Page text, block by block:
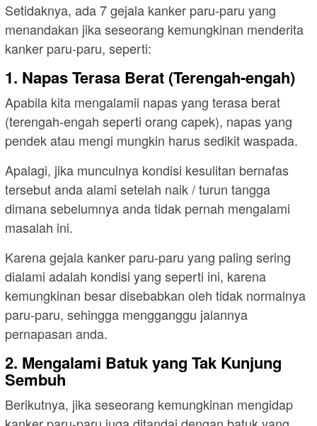
Setidaknya, ada 7 gejala kanker paru-paru yang
menandakan jika seseorang kemungkinan menderita
kanker paru-paru, seperti:
1. Napas Terasa Berat (Terengah-engah)
Apabila kita mengalamii napas yang terasa berat
(terengah-engah seperti orang capek), napas yang
pendek atau mengi mungkin harus sedikit waspada.
Apalagi, jika munculnya kondisi kesulitan bernafas
tersebut anda alami setelah naik / turun tangga
dimana sebelumnya anda tidak pernah mengalami
masalah ini.
Karena gejala kanker paru-paru yang paling sering
dialami adalah kondisi yang seperti ini, karena
kemungkinan besar disebabkan oleh tidak normalnya
paru-paru, sehingga mengganggu jalannya
pernapasan anda.
2. Mengalami Batuk yang Tak Kunjung
Sembuh
Berikutnya, jika seseorang kemungkinan mengidap